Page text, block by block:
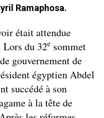
Ramaphosa.
était attendue
Lors du 32e sommet
gouvernement de
égyptien Abdel
succédé à son
à la tête de